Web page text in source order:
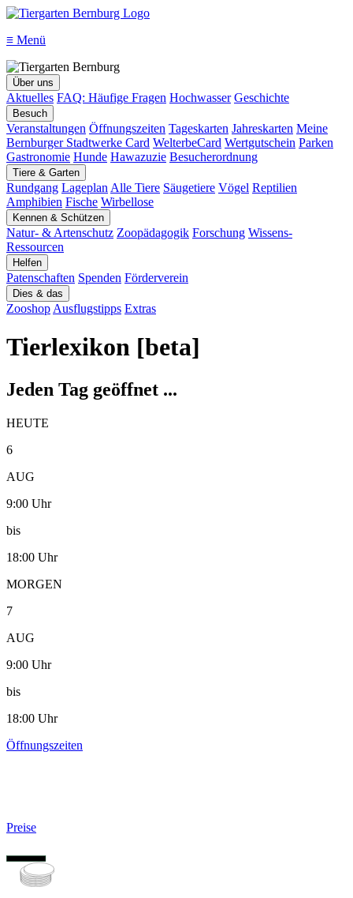
≡ Menü
Über uns
Aktuelles FAQ: Häufige Fragen Hochwasser Geschichte
Besuch
Veranstaltungen Öffnungszeiten Tageskarten Jahreskarten Meine
Bernburger Stadtwerke Card WelterbeCard Wertgutschein Parken
Gastronomie Hunde Hawazuzie Besucherordnung
Tiere & Garten
Rundgang Lageplan Alle Tiere Säugetiere Vögel Reptilien
Amphibien Fische Wirbellose
Kennen & Schützen
Natur- & Artenschutz Zoopädagogik Forschung Wissens-
Ressourcen
Helfen
Patenschaften Spenden Förderverein
Dies & das
Zooshop Ausflugstipps Extras
Tierlexikon [beta]
Jeden Tag geöffnet ...
HEUTE
6
AUG
9:00 Uhr
bis
18:00 Uhr
MORGEN
7
AUG
9:00 Uhr
bis
18:00 Uhr
Öffnungszeiten
Preise